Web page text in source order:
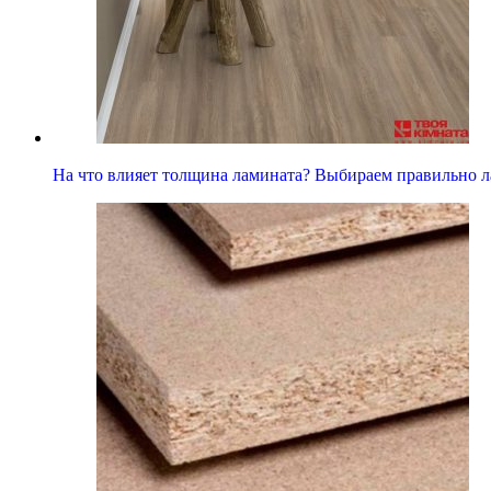
На что влияет толщина ламината? Выбираем правильно